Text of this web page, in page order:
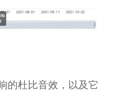
的杜比音效，以及它